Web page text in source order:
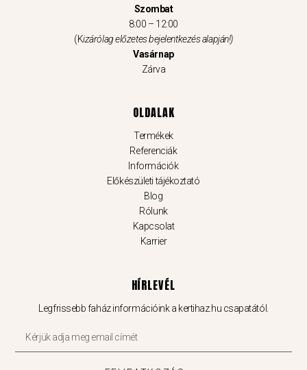
Szombat
8:00 – 12:00
(Kizárólag előzetes bejelentkezés alapján!)
Vasárnap
Zárva
OLDALAK
Termékek
Referenciák
Információk
Előkészületi tájékoztató
Blog
Rólunk
Kapcsolat
Karrier
HÍRLEVÉL
Legfrissebb faház információink a kertihaz.hu csapatától.